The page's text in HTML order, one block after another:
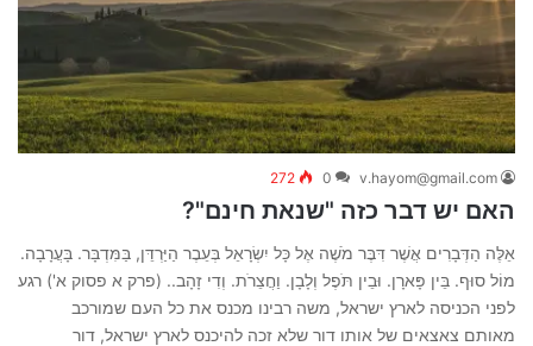
v.hayom@gmail.com
0
272
האם יש דבר כזה "שנאת חינם"?
אֵלֶּה הַדְּבָרִים אֲשֶׁר דִּבֶּר מֹשֶׁה אֶל כָּל יִשְׂרָאֵל בְּעֵבֶר הַיַּרְדֵּן, בַּמִּדְבָּר. בָּעֲרָבָה.
מוֹל סוּף. בֵּין פָּארָן. וּבֵין תֹּפֶל וְלָבָן. וַחֲצֵרֹת. וְדִי זָהָב.. (פרק א פסוק א') רגע
לפני הכניסה לארץ ישראל, משה רבינו מכנס את כל העם שמורכב
מאותם צאצאים של אותו דור שלא זכה להיכנס לארץ ישראל, דור